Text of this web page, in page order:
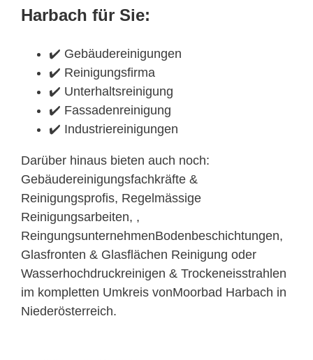
Harbach für Sie:
✔️ Gebäudereinigungen
✔️ Reinigungsfirma
✔️ Unterhaltsreinigung
✔️ Fassadenreinigung
✔️ Industriereinigungen
Darüber hinaus bieten auch noch:
Gebäudereinigungsfachkräfte &
Reinigungsprofis, Regelmässige
Reinigungsarbeiten, ,
ReingungsunternehmenBodenbeschichtungen,
Glasfronten & Glasflächen Reinigung oder
Wasserhochdruckreinigen & Trockeneisstrahlen
im kompletten Umkreis vonMoorbad Harbach in
Niederösterreich.